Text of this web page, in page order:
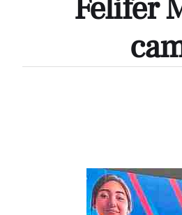
Felifer